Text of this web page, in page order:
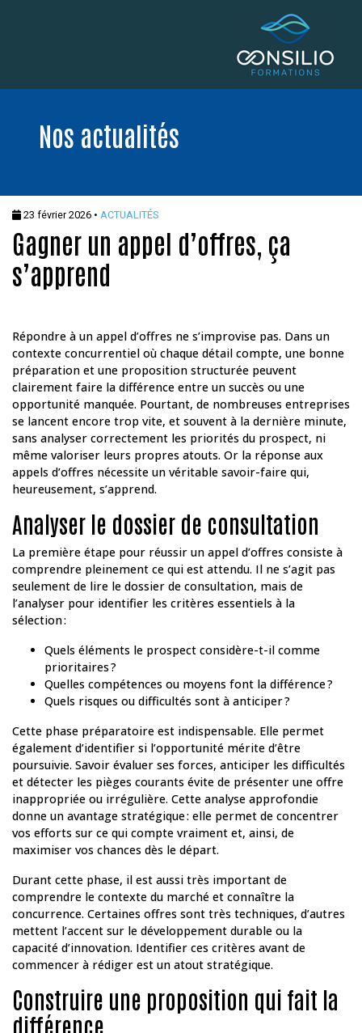
Nos actualités
23 février 2026 • ACTUALITÉS
Gagner un appel d’offres, ça
s’apprend
Répondre à un appel d’offres ne s’improvise pas. Dans un
contexte concurrentiel où chaque détail compte, une bonne
préparation et une proposition structurée peuvent
clairement faire la différence entre un succès ou une
opportunité manquée. Pourtant, de nombreuses entreprises
se lancent encore trop vite, et souvent à la dernière minute,
sans analyser correctement les priorités du prospect, ni
même valoriser leurs propres atouts. Or la réponse aux
appels d’offres nécessite un véritable savoir-faire qui,
heureusement, s’apprend.
Analyser le dossier de consultation
La première étape pour réussir un appel d’offres consiste à
comprendre pleinement ce qui est attendu. Il ne s’agit pas
seulement de lire le dossier de consultation, mais de
l’analyser pour identifier les critères essentiels à la
sélection :
Quels éléments le prospect considère-t-il comme
prioritaires ?
Quelles compétences ou moyens font la différence ?
Quels risques ou difficultés sont à anticiper ?
Cette phase préparatoire est indispensable. Elle permet
également d’identifier si l’opportunité mérite d’être
poursuivie. Savoir évaluer ses forces, anticiper les difficultés
et détecter les pièges courants évite de présenter une offre
inappropriée ou irrégulière. Cette analyse approfondie
donne un avantage stratégique : elle permet de concentrer
vos efforts sur ce qui compte vraiment et, ainsi, de
maximiser vos chances dès le départ.
Durant cette phase, il est aussi très important de
comprendre le contexte du marché et connaître la
concurrence. Certaines offres sont très techniques, d’autres
mettent l’accent sur le développement durable ou la
capacité d’innovation. Identifier ces critères avant de
commencer à rédiger est un atout stratégique.
Construire une proposition qui fait la
différence